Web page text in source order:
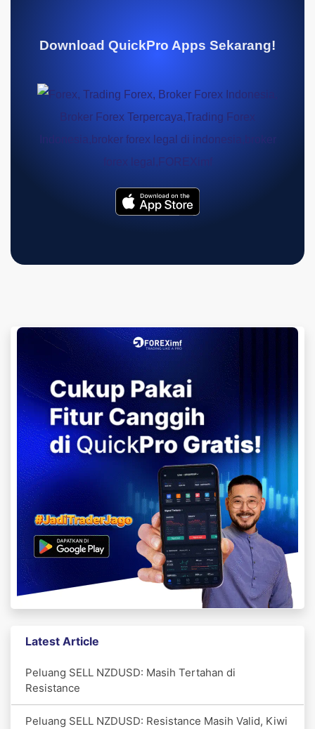
Download QuickPro Apps Sekarang!
Latest Article
Peluang SELL NZDUSD: Masih Tertahan di
Resistance
Peluang SELL NZDUSD: Resistance Masih Valid, Kiwi